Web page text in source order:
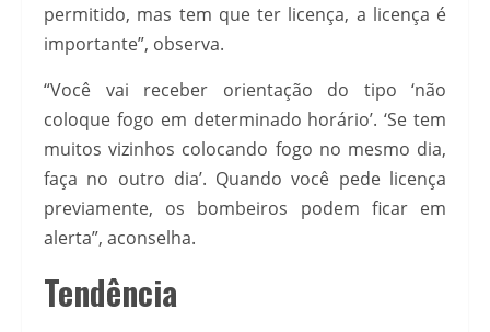
permitido, mas tem que ter licença, a licença é
importante”, observa.
“Você vai receber orientação do tipo ‘não
coloque fogo em determinado horário’. ‘Se tem
muitos vizinhos colocando fogo no mesmo dia,
faça no outro dia’. Quando você pede licença
previamente, os bombeiros podem ficar em
alerta”, aconselha.
Tendência